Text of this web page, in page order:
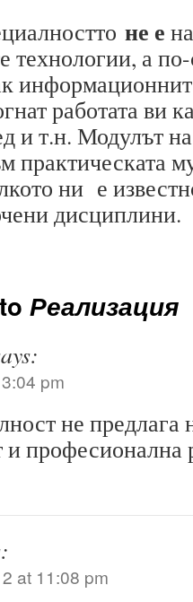
не е
а
работата ви
и т.н. Модулът
практическата
ни е
дисциплини.
Реализация
pm
не предлага
и професионална
at 11:08 pm